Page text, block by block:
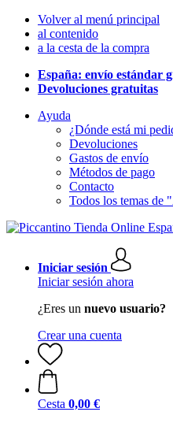
Volver al menú principal
al contenido
a la cesta de la compra
España: envío estándar
Devoluciones gratuitas
Ayuda
¿Dónde está mi
Devoluciones
Gastos de envío
Métodos de pago
Contacto
Todos los temas de
Iniciar sesión
Iniciar sesión ahora
¿Eres un nuevo usuario?
Crear una cuenta
Cesta 0,00 €